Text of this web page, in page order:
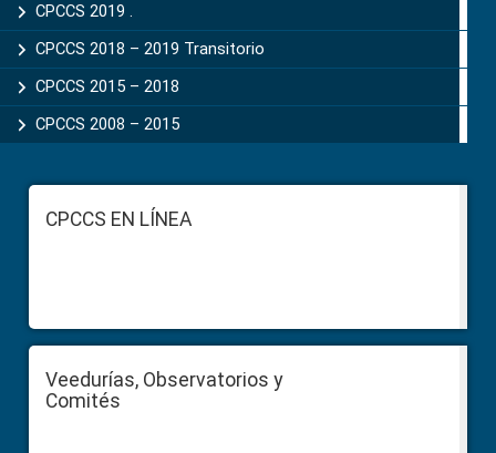
CPCCS 2019 .
CPCCS 2018 – 2019 Transitorio
CPCCS 2015 – 2018
CPCCS 2008 – 2015
FooterCPCCS EN LÍNEA
Veedurías, Observatorios y
Comités